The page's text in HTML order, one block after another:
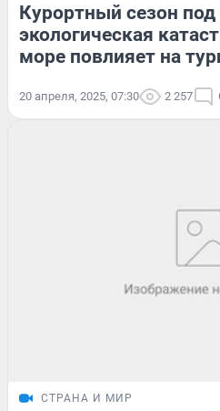
Курортный сезон под
экологическая
море повлияет на
20 апреля, 2025, 07:30 2 257
СТРАНА И МИР